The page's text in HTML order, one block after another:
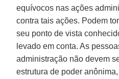
equívocos nas ações
contra tais ações. Podem
seu ponto de vista
levado em conta. As
administração não devem
estrutura de poder